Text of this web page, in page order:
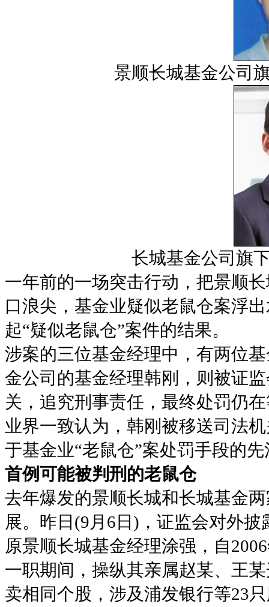
景顺长城基金公司
长城基金公司旗
一年前的一场突击行动，把景顺
口浪尖，基金业疑似老鼠仓案浮
起“疑似老鼠仓”案件的结果。
涉案的三位基金经理中，有两位
金公司的基金经理韩刚，则被证
关，追究刑事责任，最终处罚仍
业界一致认为，韩刚被移送司法
于基金业“老鼠仓”案处罚手段的先
首例可能被判刑的老鼠仓
去年爆发的景顺长城和长城基金
展。昨日(9月6日)，证监会对外
原景顺长城基金经理涂强，自
一职期间，操纵其亲属赵某、王
卖相同个股，涉及浦发银行等23